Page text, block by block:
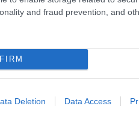
and fraud prevention, and
Deletion Data Access